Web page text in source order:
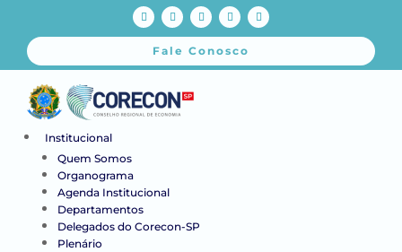
Fale Conosco
Institucional
Quem Somos
Organograma
Agenda Institucional
Departamentos
Delegados do Corecon-SP
Plenário